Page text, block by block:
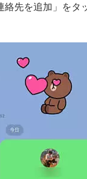
絡先を追加」を